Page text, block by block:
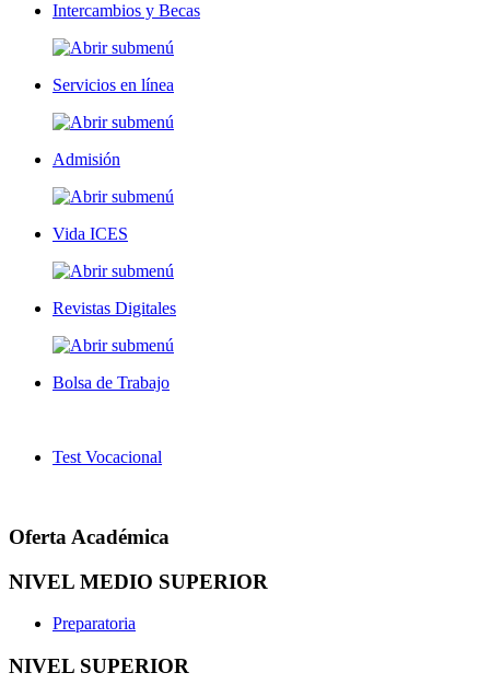
Intercambios y Becas
Servicios en línea
Admisión
Vida ICES
Revistas Digitales
Bolsa de Trabajo
Test Vocacional
Oferta Académica
NIVEL MEDIO SUPERIOR
Preparatoria
NIVEL SUPERIOR